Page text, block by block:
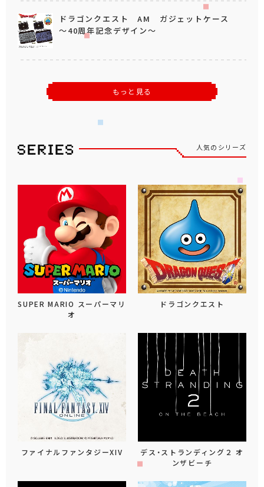
ドラゴンクエスト AM ガジェットケース
～40周年記念デザイン～
もっと見る
人気のシリーズ
SUPER MARIO スーパーマリ
オ
ドラゴンクエスト
ファイナルファンタジーXIV
デス・ストランディング２ オ
ンザビーチ